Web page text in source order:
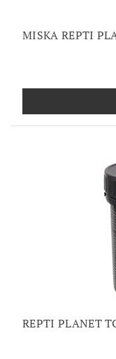
MISKA REPTI
REPTI PLANET